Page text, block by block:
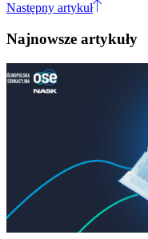
Następny artykuł
Najnowsze artykuły